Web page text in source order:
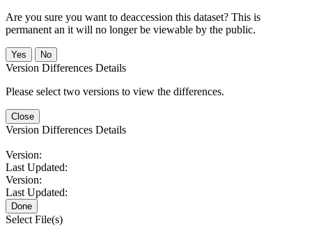
Are you sure you want to deaccession this dataset? This is
permanent an it will no longer be viewable by the public.
No
Version Differences Details
Please select two versions to view the differences.
Close
Version Differences Details
Version:
Last Updated:
Version:
Last Updated:
Done
Select File(s)